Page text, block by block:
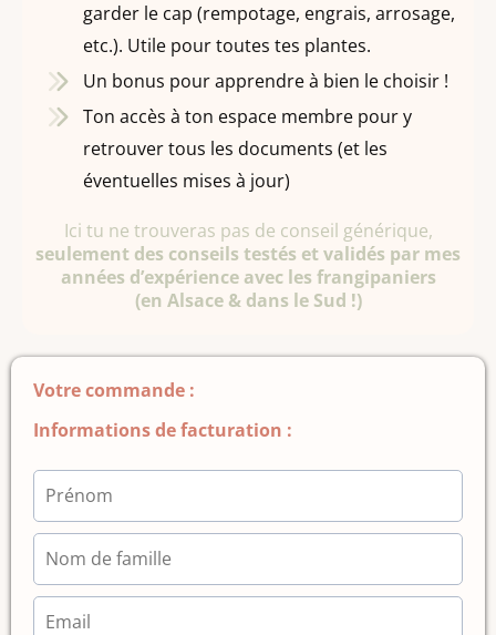
garder le cap (rempotage, engrais, arrosage,
etc.). Utile pour toutes tes plantes.
Un bonus pour apprendre à bien le choisir !
Ton accès à ton espace membre pour y
retrouver tous les documents (et les
éventuelles mises à jour)
Ici tu ne trouveras pas de conseil générique,
seulement des conseils testés et validés par mes
années d’expérience avec les frangipaniers
(en Alsace & dans le Sud !)
Votre commande :
Informations de facturation :